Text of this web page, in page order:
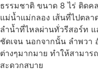
ธรรมชาติ ขนาด 8 ไร่ ติดค
แม่น้ำแม่กลอง เส้นที่ไปตล
ลำน้ำที่ไหลผ่านทั่วรีสอร์ท แ
ชัดเจน นอกจากนั้น ลำพวา
ต่างๆมากมาย ทำให้สามาร
สะดวกสบาย